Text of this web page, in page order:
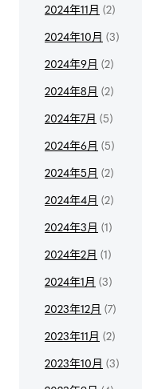
2024年11月 (2)
2024年10月 (3)
2024年9月 (2)
2024年8月 (2)
2024年7月 (5)
2024年6月 (5)
2024年5月 (2)
2024年4月 (2)
2024年3月 (1)
2024年2月 (1)
2024年1月 (3)
2023年12月 (7)
2023年11月 (2)
2023年10月 (3)